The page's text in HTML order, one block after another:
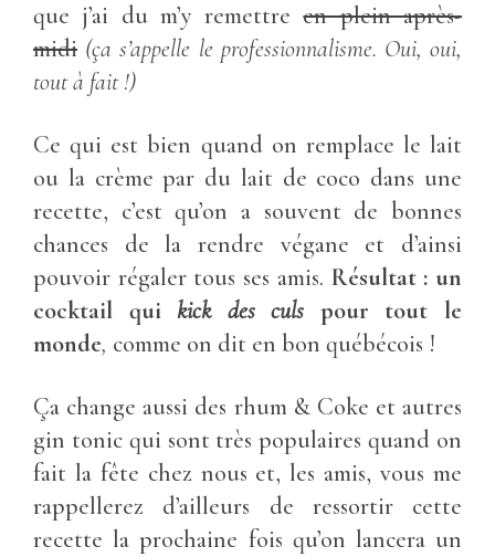
que j’ai du m’y remettreen plein après-
midi (ça s’appelle le professionnalisme. Oui, oui,
tout à fait !)
Ce qui est bien quand on remplace le lait
ou la crème par du lait de coco dans une
recette, c’est qu’on a souvent de bonnes
chances de la rendre végane et d’ainsi
pouvoir régaler tous ses amis. Résultat : un
cocktail qui kick des culs pour tout le
monde, comme on dit en bon québécois !
Ça change aussi des rhum & Coke et autres
gin tonic qui sont très populaires quand on
fait la fête chez nous et, les amis, vous me
rappellerez d’ailleurs de ressortir cette
recette la prochaine fois qu’on lancera un